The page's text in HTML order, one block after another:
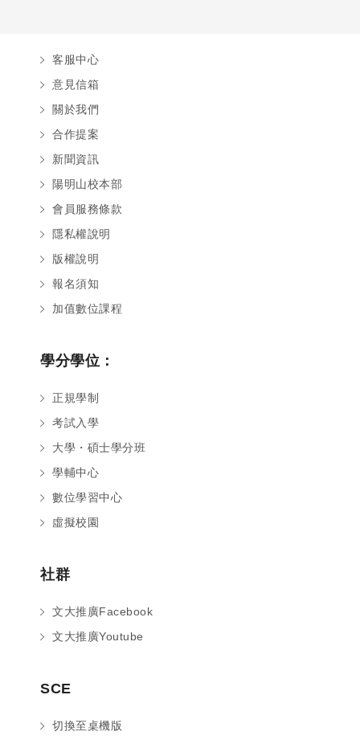
客服中心
意見信箱
關於我們
合作提案
新聞資訊
陽明山校本部
會員服務條款
隱私權說明
版權說明
報名須知
加值數位課程
學分學位：
正規學制
考試入學
大學・碩士學分班
學輔中心
數位學習中心
虛擬校園
社群
文大推廣Facebook
文大推廣Youtube
SCE
切換至桌機版